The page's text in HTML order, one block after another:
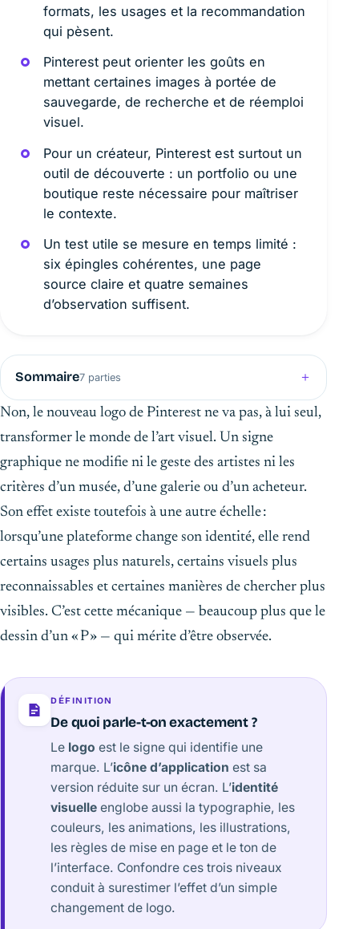
formats, les usages et la recommandation
qui pèsent.
Pinterest peut orienter les goûts en
mettant certaines images à portée de
sauvegarde, de recherche et de réemploi
visuel.
Pour un créateur, Pinterest est surtout un
outil de découverte : un portfolio ou une
boutique reste nécessaire pour maîtriser
le contexte.
Un test utile se mesure en temps limité :
six épingles cohérentes, une page
source claire et quatre semaines
d’observation suffisent.
Sommaire7 parties
Non, le nouveau logo de Pinterest ne va pas, à lui seul,
transformer le monde de l’art visuel. Un signe
graphique ne modifie ni le geste des artistes ni les
critères d’un musée, d’une galerie ou d’un acheteur.
Son effet existe toutefois à une autre échelle :
lorsqu’une plateforme change son identité, elle rend
certains usages plus naturels, certains visuels plus
reconnaissables et certaines manières de chercher plus
visibles. C’est cette mécanique — beaucoup plus que le
dessin d’un « P » — qui mérite d’être observée.
DÉFINITION
De quoi parle-t-on exactement ?
Le logo est le signe qui identifie une
marque. L’icône d’application est sa
version réduite sur un écran. L’identité
visuelle englobe aussi la typographie, les
couleurs, les animations, les illustrations,
les règles de mise en page et le ton de
l’interface. Confondre ces trois niveaux
conduit à surestimer l’effet d’un simple
changement de logo.